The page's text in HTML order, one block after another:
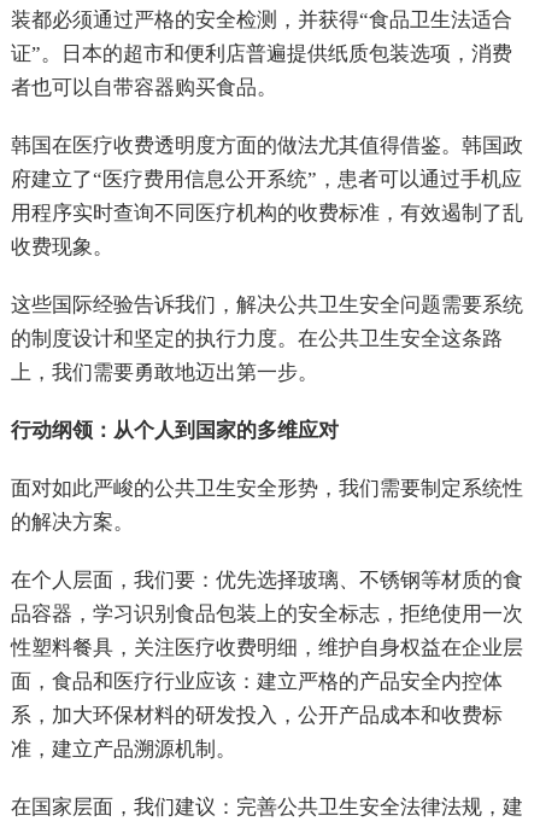
装都必须通过严格的安全检测，并获得“食品卫生法适合
证”。日本的超市和便利店普遍提供纸质包装选项，消费
者也可以自带容器购买食品。
韩国在医疗收费透明度方面的做法尤其值得借鉴。韩国政
府建立了“医疗费用信息公开系统”，患者可以通过手机应
用程序实时查询不同医疗机构的收费标准，有效遏制了乱
收费现象。
这些国际经验告诉我们，解决公共卫生安全问题需要系统
的制度设计和坚定的执行力度。在公共卫生安全这条路
上，我们需要勇敢地迈出第一步。
行动纲领：从个人到国家的多维应对
面对如此严峻的公共卫生安全形势，我们需要制定系统性
的解决方案。
在个人层面，我们要：优先选择玻璃、不锈钢等材质的食
品容器，学习识别食品包装上的安全标志，拒绝使用一次
性塑料餐具，关注医疗收费明细，维护自身权益在企业层
面，食品和医疗行业应该：建立严格的产品安全内控体
系，加大环保材料的研发投入，公开产品成本和收费标
准，建立产品溯源机制。
在国家层面，我们建议：完善公共卫生安全法律法规，建